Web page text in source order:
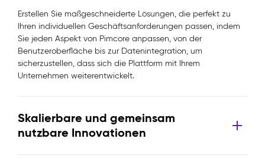
Erstellen Sie maßgeschneiderte Lösungen, die perfekt zu
Ihren individuellen Geschäftsanforderungen passen, indem
Sie jeden Aspekt von Pimcore anpassen, von der
Benutzeroberfläche bis zur Datenintegration, um
sicherzustellen, dass sich die Plattform mit Ihrem
Unternehmen weiterentwickelt.
Skalierbare und gemeinsam
nutzbare Innovationen